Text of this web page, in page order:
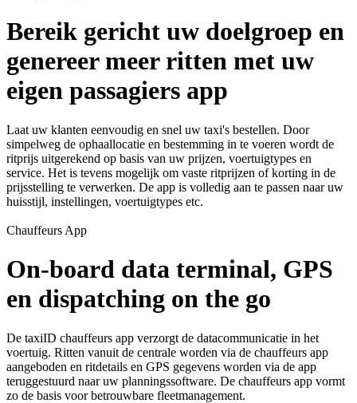
Bereik gericht uw doelgroep en
genereer meer ritten met uw
eigen passagiers app
Laat uw klanten eenvoudig en snel uw taxi's bestellen. Door
simpelweg de ophaallocatie en bestemming in te voeren wordt de
ritprijs uitgerekend op basis van uw prijzen, voertuigtypes en
service. Het is tevens mogelijk om vaste ritprijzen of korting in de
prijsstelling te verwerken. De app is volledig aan te passen naar uw
huisstijl, instellingen, voertuigtypes etc.
Chauffeurs App
On-board data terminal, GPS
en dispatching on the go
De taxiID chauffeurs app verzorgt de datacommunicatie in het
voertuig. Ritten vanuit de centrale worden via de chauffeurs app
aangeboden en ritdetails en GPS gegevens worden via de app
teruggestuurd naar uw planningssoftware. De chauffeurs app vormt
zo de basis voor betrouwbare fleetmanagement.